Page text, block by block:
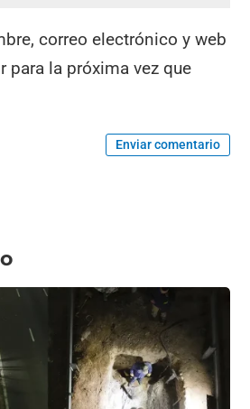
correo electrónico y web
para la próxima vez que
Enviar comentario